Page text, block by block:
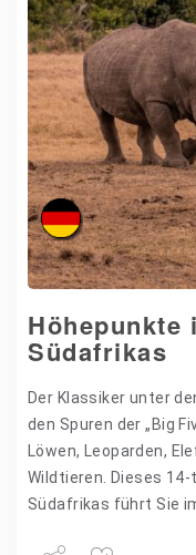
Höhepunkte
Südafrikas
Der Klassiker unter
den Spuren der „Big
Löwen, Leoparden,
Wildtieren. Dieses
Südafrikas führt Sie